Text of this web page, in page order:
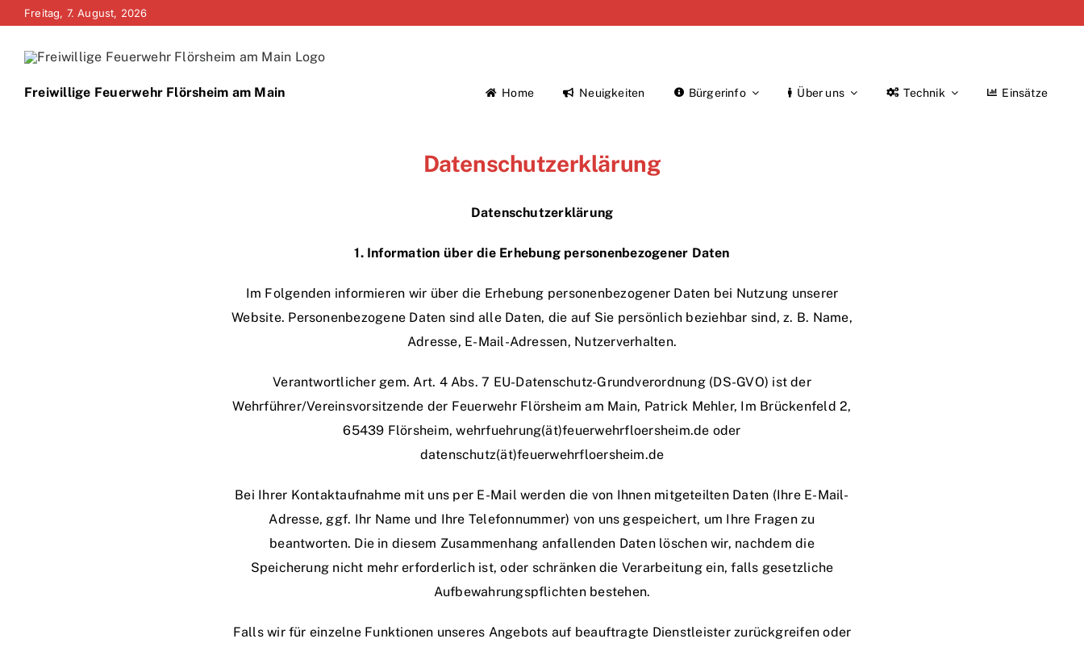
Zum
springen
Freitag, 7. August, 2026
Freiwillige Feuerwehr Flörsheim am Main Home Neuigkeiten Bürgerinfo Über uns Technik Einsätze
Datenschutzerklärung
Datenschutzerklärung
1. Information über die Erhebung personenbezogener Daten
Im Folgenden informieren wir über die Erhebung personenbezogener Daten bei Nutzung unserer
Website. Personenbezogene Daten sind alle Daten, die auf Sie persönlich beziehbar sind, z. B. Name,
Adresse, E-Mail-Adressen, Nutzerverhalten.
Verantwortlicher gem. Art. 4 Abs. 7 EU-Datenschutz-Grundverordnung (DS-GVO) ist der
Wehrführer/Vereinsvorsitzende der Feuerwehr Flörsheim am Main, Patrick Mehler, Im Brückenfeld 2,
65439 Flörsheim, wehrfuehrung(ät)feuerwehrfloersheim.de oder
datenschutz(ät)feuerwehrfloersheim.de
Bei Ihrer Kontaktaufnahme mit uns per E-Mail werden die von Ihnen mitgeteilten Daten (Ihre E-Mail-
Adresse, ggf. Ihr Name und Ihre Telefonnummer) von uns gespeichert, um Ihre Fragen zu
beantworten. Die in diesem Zusammenhang anfallenden Daten löschen wir, nachdem die
Speicherung nicht mehr erforderlich ist, oder schränken die Verarbeitung ein, falls gesetzliche
Aufbewahrungspflichten bestehen.
Falls wir für einzelne Funktionen unseres Angebots auf beauftragte Dienstleister zurückgreifen oder